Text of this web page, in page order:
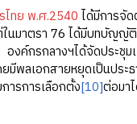
ทย พ.ศ.2540 ได้มีการจั
นมาตรา 76 ได้มีบทบัญญัติ
งค์กรกลางฯได้จัดประชุ
ลเอกสายหยุดเป็นประธ
รการเลือกตั้ง[10]ต่อมา